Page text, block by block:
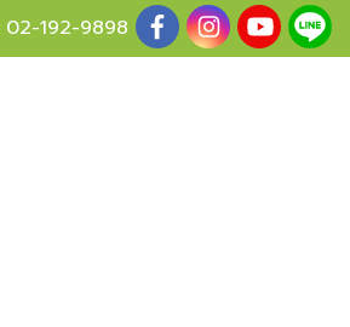
02-192-9898